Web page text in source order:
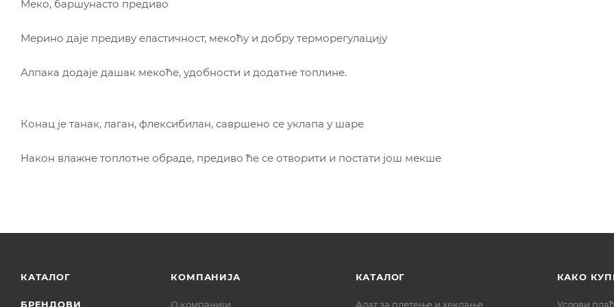
Меко, баршунасто предиво
Мерино даје предиву еластичност, мекоћу и добру терморегулацију
Алпака додаје дашак мекоће, удобности и додатне топлине.
Конац је танак, лаган, флексибилан, савршено се уклапа у шаре
Након влажне топлотне обраде, предиво ће се отворити и постати још мекше
КАТАЛОГ
БРЕНДОВИ
КОМПАНИЈА
О компанији
КАТАЛОГ
Алат за плетење и хеклање
КАКО
Услови